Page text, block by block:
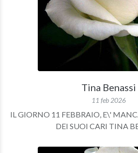
Tina Benassi
11 feb 2026
IL GIORNO 11 FEBBRAIO, E\'
DEI SUOI CARI TINA